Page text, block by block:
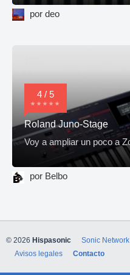
por deo
4 / 5
Roland Juno-Stage
Voy a ampliar un poco a
por Belbo
© 2026 Hispasonic Sonic Network
Avisos legales
Contacto